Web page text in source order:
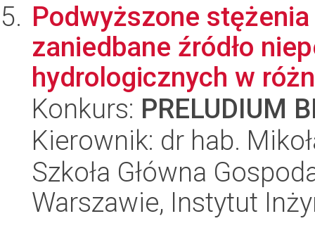
Podwyższone
zaniedbane źródło
hydrologicznych w
Konkurs: PRELUDIUM
Kierownik: dr hab.
Szkoła Główna
Warszawie, Instytut